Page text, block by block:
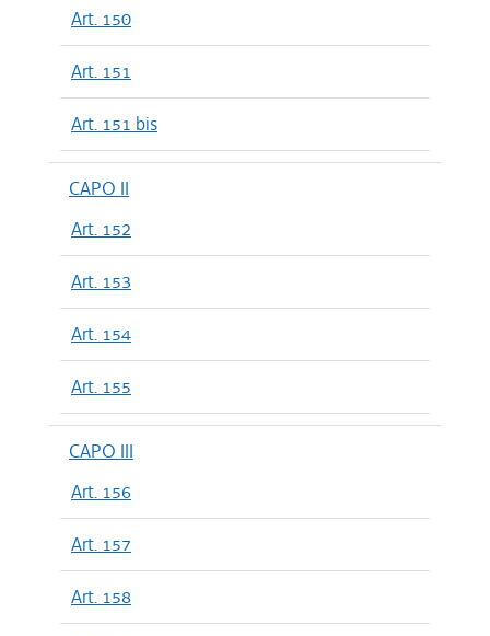
Art. 150
Art. 151
Art. 151 bis
CAPO II
Art. 152
Art. 153
Art. 154
Art. 155
CAPO III
Art. 156
Art. 157
Art. 158